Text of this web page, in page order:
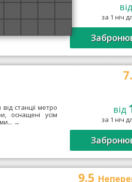
9 км від центру
економ,
від
за 1 ніч
станції метро
оснащені усім
→
від
за 1 ніч
9.5